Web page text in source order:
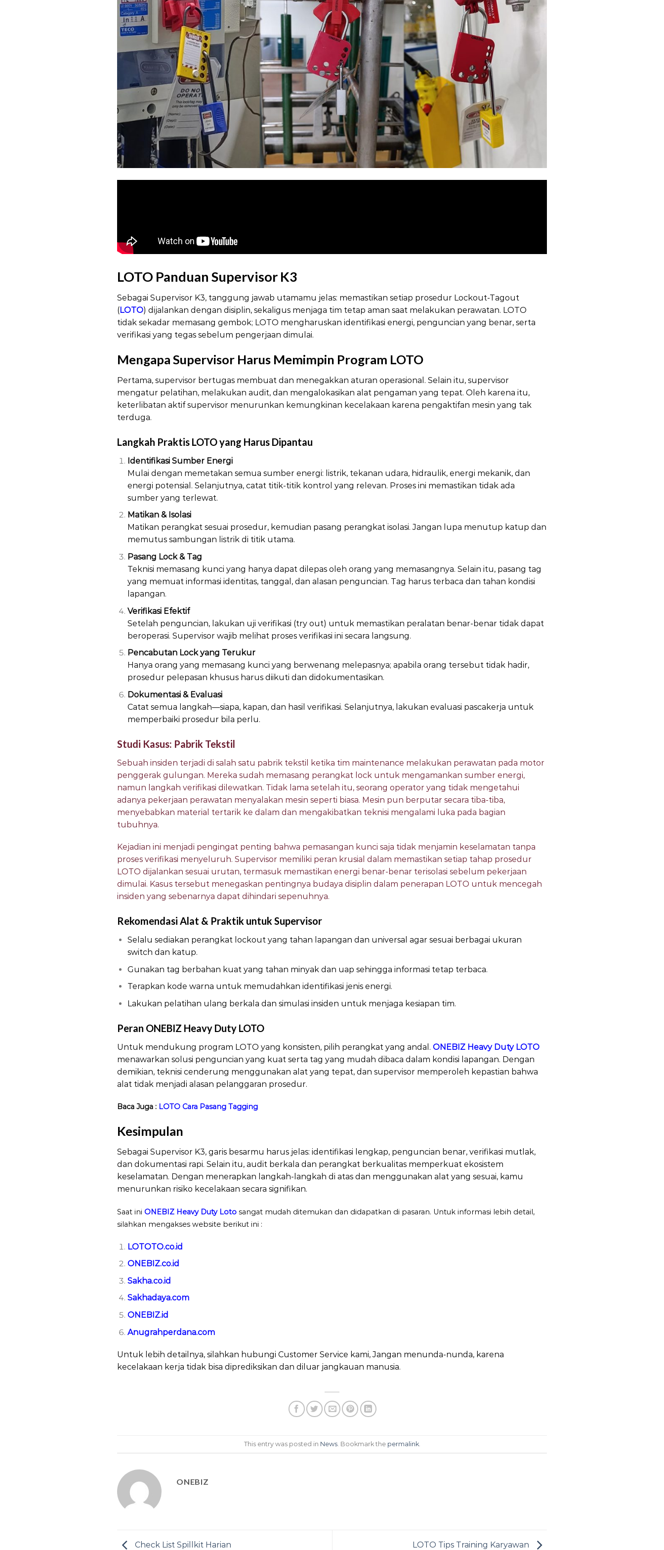
LOTO Panduan Supervisor K3
Sebagai Supervisor K3, tanggung jawab utamamu jelas: memastikan setiap prosedur Lockout-Tagout
(LOTO) dijalankan dengan disiplin, sekaligus menjaga tim tetap aman saat melakukan perawatan. LOTO
tidak sekadar memasang gembok; LOTO mengharuskan identifikasi energi, penguncian yang benar, serta
verifikasi yang tegas sebelum pengerjaan dimulai.
Mengapa Supervisor Harus Memimpin Program LOTO
Pertama, supervisor bertugas membuat dan menegakkan aturan operasional. Selain itu, supervisor
mengatur pelatihan, melakukan audit, dan mengalokasikan alat pengaman yang tepat. Oleh karena itu,
keterlibatan aktif supervisor menurunkan kemungkinan kecelakaan karena pengaktifan mesin yang tak
terduga.
Langkah Praktis LOTO yang Harus Dipantau
Identifikasi Sumber Energi
Mulai dengan memetakan semua sumber energi: listrik, tekanan udara, hidraulik, energi mekanik, dan
energi potensial. Selanjutnya, catat titik-titik kontrol yang relevan. Proses ini memastikan tidak ada
sumber yang terlewat.
Matikan & Isolasi
Matikan perangkat sesuai prosedur, kemudian pasang perangkat isolasi. Jangan lupa menutup katup dan
memutus sambungan listrik di titik utama.
Pasang Lock & Tag
Teknisi memasang kunci yang hanya dapat dilepas oleh orang yang memasangnya. Selain itu, pasang tag
yang memuat informasi identitas, tanggal, dan alasan penguncian. Tag harus terbaca dan tahan kondisi
lapangan.
Verifikasi Efektif
Setelah penguncian, lakukan uji verifikasi (try out) untuk memastikan peralatan benar-benar tidak dapat
beroperasi. Supervisor wajib melihat proses verifikasi ini secara langsung.
Pencabutan Lock yang Terukur
Hanya orang yang memasang kunci yang berwenang melepasnya; apabila orang tersebut tidak hadir,
prosedur pelepasan khusus harus diikuti dan didokumentasikan.
Dokumentasi & Evaluasi
Catat semua langkah—siapa, kapan, dan hasil verifikasi. Selanjutnya, lakukan evaluasi pascakerja untuk
memperbaiki prosedur bila perlu.
Studi Kasus: Pabrik Tekstil
Sebuah insiden terjadi di salah satu pabrik tekstil ketika tim maintenance melakukan perawatan pada motor
penggerak gulungan. Mereka sudah memasang perangkat lock untuk mengamankan sumber energi,
namun langkah verifikasi dilewatkan. Tidak lama setelah itu, seorang operator yang tidak mengetahui
adanya pekerjaan perawatan menyalakan mesin seperti biasa. Mesin pun berputar secara tiba-tiba,
menyebabkan material tertarik ke dalam dan mengakibatkan teknisi mengalami luka pada bagian
tubuhnya.
Kejadian ini menjadi pengingat penting bahwa pemasangan kunci saja tidak menjamin keselamatan tanpa
proses verifikasi menyeluruh. Supervisor memiliki peran krusial dalam memastikan setiap tahap prosedur
LOTO dijalankan sesuai urutan, termasuk memastikan energi benar-benar terisolasi sebelum pekerjaan
dimulai. Kasus tersebut menegaskan pentingnya budaya disiplin dalam penerapan LOTO untuk mencegah
insiden yang sebenarnya dapat dihindari sepenuhnya.
Rekomendasi Alat & Praktik untuk Supervisor
Selalu sediakan perangkat lockout yang tahan lapangan dan universal agar sesuai berbagai ukuran
switch dan katup.
Gunakan tag berbahan kuat yang tahan minyak dan uap sehingga informasi tetap terbaca.
Terapkan kode warna untuk memudahkan identifikasi jenis energi.
Lakukan pelatihan ulang berkala dan simulasi insiden untuk menjaga kesiapan tim.
Peran ONEBIZ Heavy Duty LOTO
Untuk mendukung program LOTO yang konsisten, pilih perangkat yang andal. ONEBIZ Heavy Duty LOTO
menawarkan solusi penguncian yang kuat serta tag yang mudah dibaca dalam kondisi lapangan. Dengan
demikian, teknisi cenderung menggunakan alat yang tepat, dan supervisor memperoleh kepastian bahwa
alat tidak menjadi alasan pelanggaran prosedur.
Baca Juga : LOTO Cara Pasang Tagging
Kesimpulan
Sebagai Supervisor K3, garis besarmu harus jelas: identifikasi lengkap, penguncian benar, verifikasi mutlak,
dan dokumentasi rapi. Selain itu, audit berkala dan perangkat berkualitas memperkuat ekosistem
keselamatan. Dengan menerapkan langkah-langkah di atas dan menggunakan alat yang sesuai, kamu
menurunkan risiko kecelakaan secara signifikan.
Saat ini ONEBIZ Heavy Duty Loto sangat mudah ditemukan dan didapatkan di pasaran. Untuk informasi lebih detail,
silahkan mengakses website berikut ini :
LOTOTO.co.id
ONEBIZ.co.id
Sakha.co.id
Sakhadaya.com
ONEBIZ.id
Anugrahperdana.com
Untuk lebih detailnya, silahkan hubungi Customer Service kami, Jangan menunda-nunda, karena
kecelakaan kerja tidak bisa diprediksikan dan diluar jangkauan manusia.
This entry was posted in News. Bookmark the permalink.
ONEBIZ
Check List Spillkit Harian LOTO Tips Training Karyawan